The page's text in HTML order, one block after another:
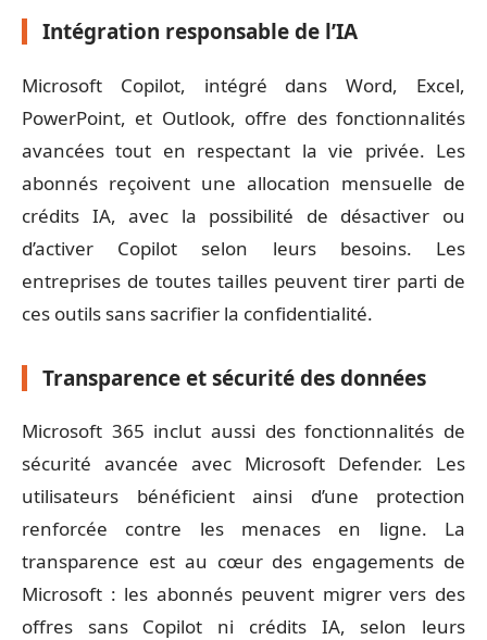
Intégration responsable de l’IA
Microsoft Copilot, intégré dans Word, Excel,
PowerPoint, et Outlook, offre des fonctionnalités
avancées tout en respectant la vie privée. Les
abonnés reçoivent une allocation mensuelle de
crédits IA, avec la possibilité de désactiver ou
d’activer Copilot selon leurs besoins. Les
entreprises de toutes tailles peuvent tirer parti de
ces outils sans sacrifier la confidentialité.
Transparence et sécurité des données
Microsoft 365 inclut aussi des fonctionnalités de
sécurité avancée avec Microsoft Defender. Les
utilisateurs bénéficient ainsi d’une protection
renforcée contre les menaces en ligne. La
transparence est au cœur des engagements de
Microsoft : les abonnés peuvent migrer vers des
offres sans Copilot ni crédits IA, selon leurs